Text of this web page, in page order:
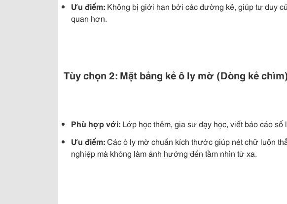
Ưu điểm: Không bị giới hạn bởi các đường kẻ, giúp tư duy
quan hơn.
Tùy chọn 2: Mặt bảng kẻ ô ly mờ (Dòng kẻ
Phù hợp với: Lớp học thêm, gia sư dạy học, viết báo cáo
Ưu điểm:Các ô ly mờ chuẩn kích thước giúp nét chữ luôn
nghiệp mà không làm ảnh hưởng đến tầm nhìn từ xa.